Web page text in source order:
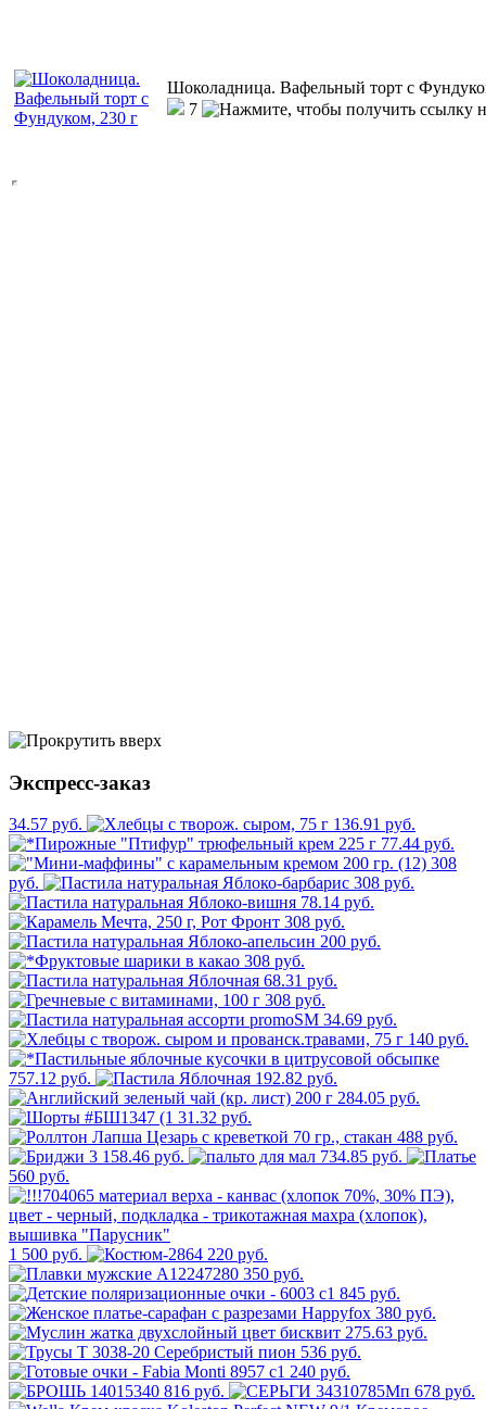
Шоколадница. Вафельный торт с
7
Экспресс-заказ
34.57 руб.
136.91 руб.
77.44 руб.
308
руб.
308 руб.
78.14 руб.
308 руб.
200 руб.
308 руб.
68.31 руб.
308 руб.
34.69 руб.
140 руб.
757.12 руб.
192.82 руб.
284.05 руб.
31.32 руб.
488 руб.
3 158.46 руб.
734.85 руб.
560 руб.
1 500 руб.
220 руб.
350 руб.
845 руб.
380 руб.
275.63 руб.
536 руб.
240 руб.
816 руб.
678 руб.